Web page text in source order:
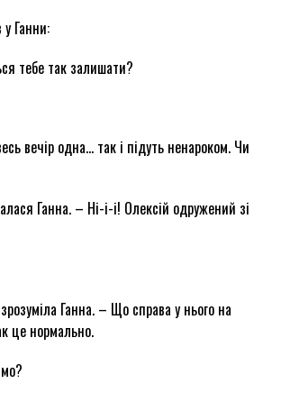
у Ганни:
тебе так залишати?
вечір одна… так і підуть ненароком. Чи
Ганна. – Ні-і-і! Олексій одружений зі
Ганна. – Що справа у нього на
це нормально.